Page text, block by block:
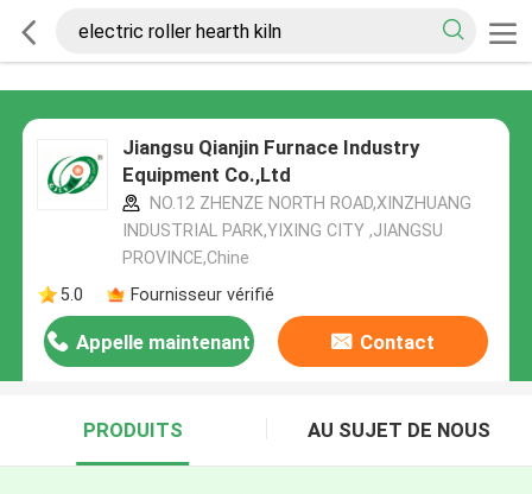
Jiangsu Qianjin Furnace Industry
Equipment Co.,Ltd
NO.12 ZHENZE NORTH ROAD,XINZHUANG
INDUSTRIAL PARK,YIXING CITY ,JIANGSU
PROVINCE,Chine
5.0
Fournisseur vérifié
Appelle maintenant Contact
PRODUITS AU SUJET DE NOUS